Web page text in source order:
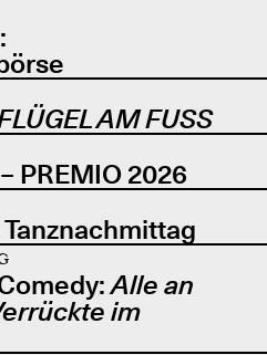
AM FUSS
PREMIO 2026
Alle an
im